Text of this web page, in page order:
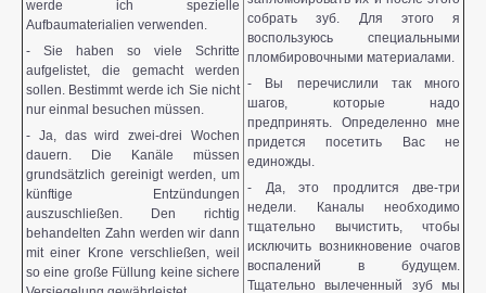
werde ich spezielle
Aufbaumaterialien verwenden.
- Sie haben so viele Schritte
aufgelistet, die gemacht werden
sollen. Bestimmt werde ich Sie nicht
nur einmal besuchen müssen.
- Ja, das wird zwei-drei Wochen
dauern. Die Kanäle müssen
grundsätzlich gereinigt werden, um
künftige Entzündungen
auszuschließen. Den richtig
behandelten Zahn werden wir dann
mit einer Krone verschließen, weil
so eine große Füllung keine sichere
собрать зуб. Для этого я
воспользуюсь специальными
пломбировочными материалами.
- Вы перечислили так много
шагов, которые надо
предпринять. Определенно мне
придется посетить Вас не
единожды.
- Да, это продлится две-три
недели. Каналы необходимо
тщательно вычистить, чтобы
исключить возникновение очагов
воспалений в будущем.
Тщательно вылеченный зуб мы